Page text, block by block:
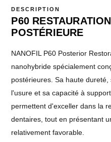
DESCRIPTION
P60 RESTAURATION
POSTÉRIEURE
NANOFIL P60 Posterior
nanohybride spécialement
postérieures. Sa haute
l'usure et sa capacité à
permettent d'exceller dans la
dentaires, tout en présentant
relativement favorable.